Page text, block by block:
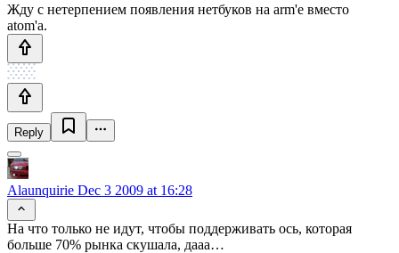
Жду с нетерпением появления нетбуков на arm'е вместо
atom'а.
Reply
Alaunquirie Dec 3 2009 at 16:28
На что только не идут, чтобы поддерживать ось, которая
больше 70% рынка скушала, дааа…